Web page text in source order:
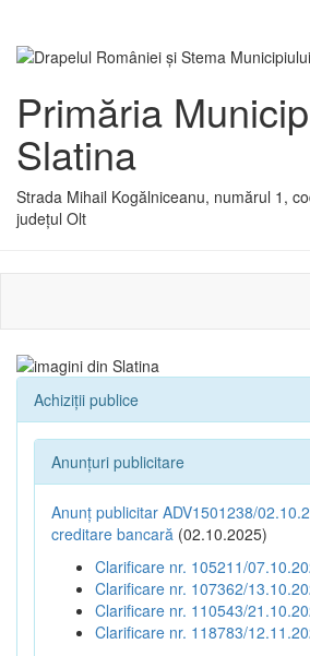
Primăria
Slatina
Strada Mihail Kogălniceanu, numărul 1,
județul Olt
Achiziții publice
Anunțuri publicitare
Anunț publicitar ADV1501238/
creditare bancară (02.10.2025)
Clarificare nr. 105211/
Clarificare nr. 107362/
Clarificare nr. 110543/
Clarificare nr. 118783/